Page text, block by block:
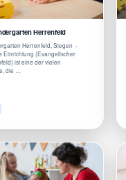
Herrenfeld
Herrenfeld, Siegen -
Einrichtung (Evangelischer
ist eine der vielen
die …